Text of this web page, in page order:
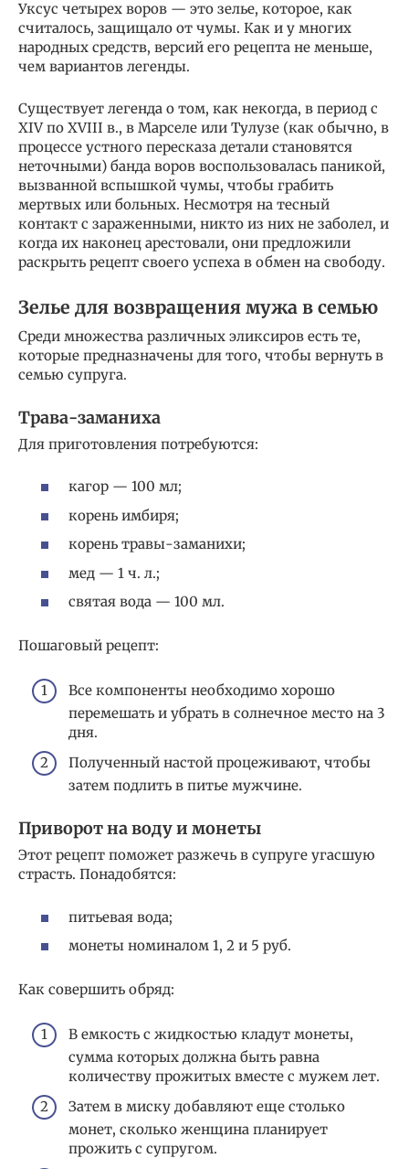
Уксус четырех воров — это зелье, которое, как
считалось, защищало от чумы. Как и у многих
народных средств, версий его рецепта не меньше,
чем вариантов легенды.
Существует легенда о том, как некогда, в период с
XIV по XVIII в., в Марселе или Тулузе (как обычно, в
процессе устного пересказа детали становятся
неточными) банда воров воспользовалась паникой,
вызванной вспышкой чумы, чтобы грабить
мертвых или больных. Несмотря на тесный
контакт с зараженными, никто из них не заболел, и
когда их наконец арестовали, они предложили
раскрыть рецепт своего успеха в обмен на свободу.
Зелье для возвращения мужа в семью
Среди множества различных эликсиров есть те,
которые предназначены для того, чтобы вернуть в
семью супруга.
Трава-заманиха
Для приготовления потребуются:
кагор — 100 мл;
корень имбиря;
корень травы-заманихи;
мед — 1 ч. л.;
святая вода — 100 мл.
Пошаговый рецепт:
Все компоненты необходимо хорошо
перемешать и убрать в солнечное место на 3
дня.
Полученный настой процеживают, чтобы
затем подлить в питье мужчине.
Приворот на воду и монеты
Этот рецепт поможет разжечь в супруге угасшую
страсть. Понадобятся:
питьевая вода;
монеты номиналом 1, 2 и 5 руб.
Как совершить обряд:
В емкость с жидкостью кладут монеты,
сумма которых должна быть равна
количеству прожитых вместе с мужем лет.
Затем в миску добавляют еще столько
монет, сколько женщина планирует
прожить с супругом.